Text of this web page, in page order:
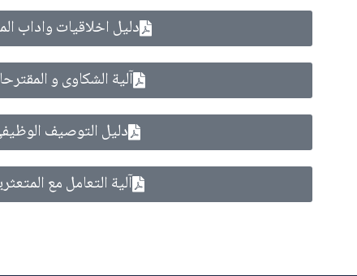
دليل اخلاقيات واداب
آلية الشكاوى و
دليل التوصيف
آلية التعامل مع